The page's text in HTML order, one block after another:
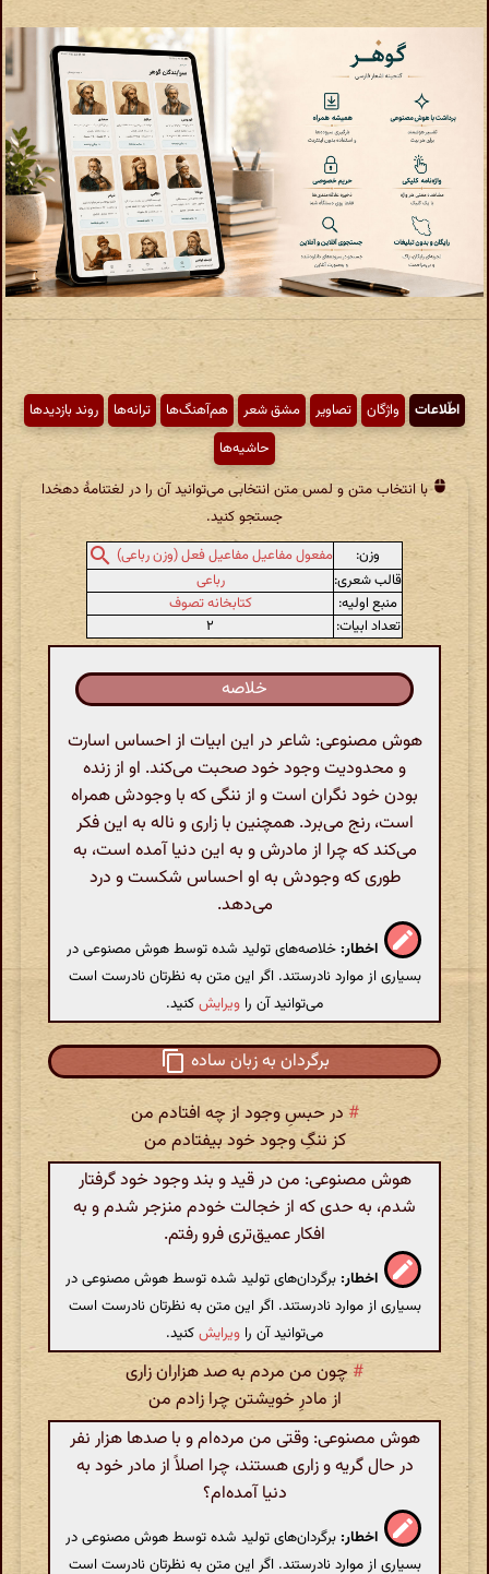
اطّلاعات واژگان تصاویر مشق شعر هم‌آهنگ‌ها ترانه‌ها
روند بازدیدها
حاشیه‌ها
با انتخاب متن و لمس متن انتخابی می‌توانید آن را در لغتنامهٔ دهخدا
جستجو کنید.
وزن:
مفعول مفاعیل مفاعیل فعل (وزن رباعی)
قالب شعری:
رباعی
منبع اولیه:
کتابخانه تصوف
تعداد ابیات:
۲
خلاصه
هوش مصنوعی: شاعر در این ابیات از احساس اسارت
و محدودیت وجود خود صحبت می‌کند. او از زنده
بودن خود نگران است و از ننگی که با وجودش همراه
است، رنج می‌برد. همچنین با زاری و ناله به این فکر
می‌کند که چرا از مادرش و به این دنیا آمده است، به
طوری که وجودش به او احساس شکست و درد
می‌دهد.
اخطار: خلاصه‌های تولید شده توسط هوش مصنوعی در
بسیاری از موارد نادرستند. اگر این متن به نظرتان نادرست است
می‌توانید آن را ویرایشکنید.
برگردان به زبان ساده
# در حبسِ وجود از چه افتادم من
کز ننگِ وجود خود بیفتادم من
هوش مصنوعی: من در قید و بند وجود خود گرفتار
شدم، به حدی که از خجالت خودم منزجر شدم و به
افکار عمیق‌تری فرو رفتم.
اخطار: برگردان‌های تولید شده توسط هوش مصنوعی در
بسیاری از موارد نادرستند. اگر این متن به نظرتان نادرست است
می‌توانید آن را ویرایشکنید.
# چون من مردم به صد هزاران زاری
از مادرِ خویشتن چرا زادم من
هوش مصنوعی: وقتی من مرده‌ام و با صدها هزار نفر
در حال گریه و زاری هستند، چرا اصلاً از مادر خود به
دنیا آمده‌ام؟
اخطار: برگردان‌های تولید شده توسط هوش مصنوعی در
بسیاری از موارد نادرستند. اگر این متن به نظرتان نادرست است